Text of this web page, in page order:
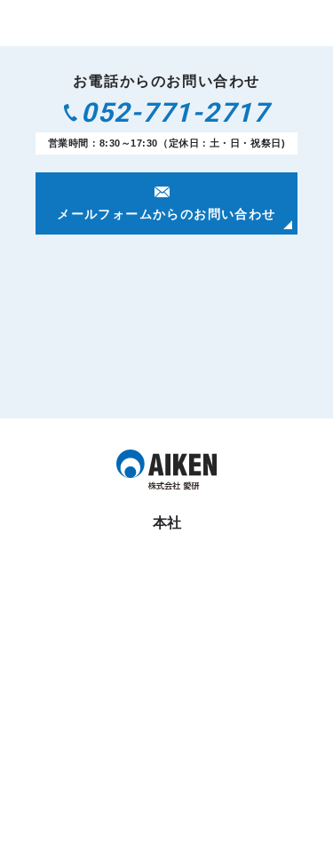
お電話からのお問い合わせ
052-771-2717
営業時間：8:30～17:30（定休日：土・日・祝祭日)
メールフォームからのお問い合わせ
本社